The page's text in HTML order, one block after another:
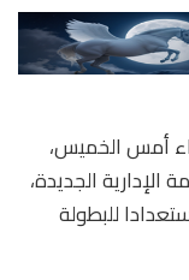
أمس الخميس،
الإدارية الجديدة،
للبطولة